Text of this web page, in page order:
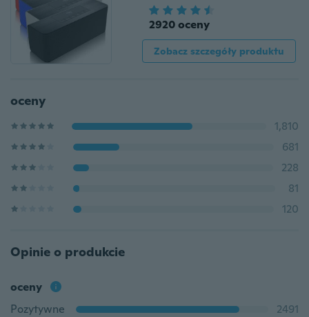
2920 oceny
Zobacz szczegóły produktu
oceny
1,810
681
228
81
120
Opinie o produkcie
oceny
Pozytywne
2491